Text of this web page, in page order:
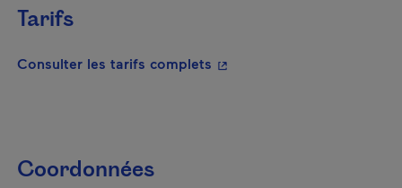
Tarifs
Consulter les tarifs complets - Cet hyperlien s'ouvrira
Coordonnées